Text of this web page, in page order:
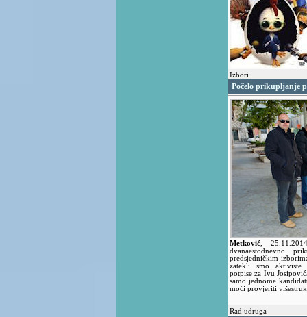
Izbori
Počelo prikupljanje
Metković
dvanaestodnevno
predsjedničkim
zatekli smo aktiviste
potpise za Ivu
samo jednome
moći provjeriti
Rad udruga